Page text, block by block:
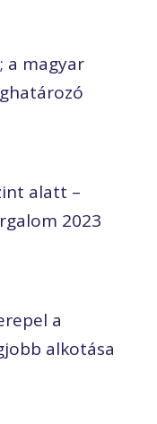
a magyar
alatt –
2023
a
alkotása